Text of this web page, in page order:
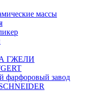
массы
ГЖЕЛИ
фарфоровый завод